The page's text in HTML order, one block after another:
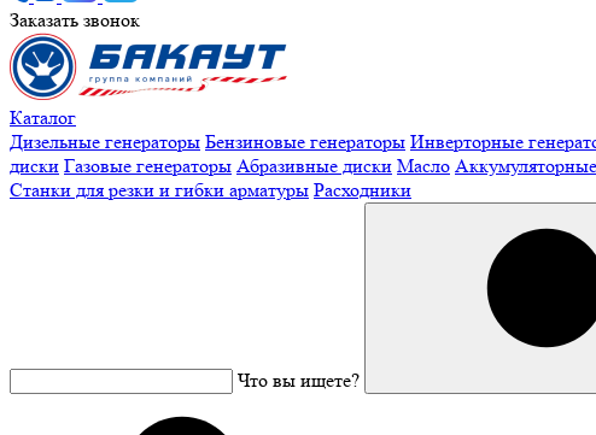
Заказать звонок
Каталог
Дизельные генераторы Бензиновые генераторы Инверторные
диски Газовые генераторы Абразивные диски Масло
Станки для резки и гибки арматуры Расходники
Что вы ищете?